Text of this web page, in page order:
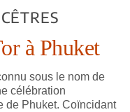
à Phuket
sous le nom de
célébration
de Phuket. Coïncidant